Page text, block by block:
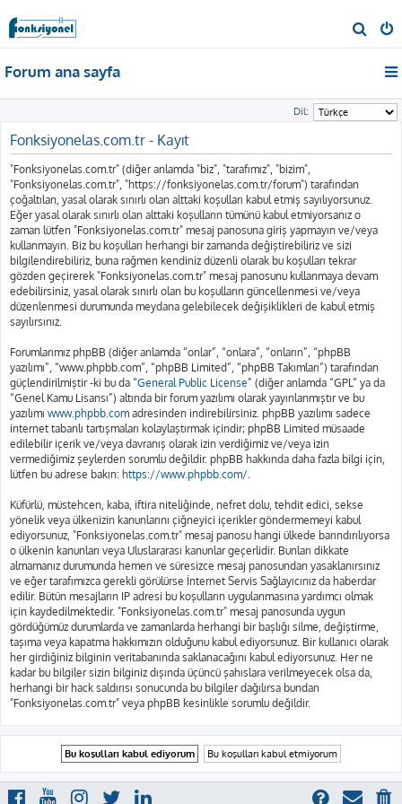
r
Forum ana sayfa
Dil:
Fonksiyonelas.com.tr - Kayıt
"Fonksiyonelas.com.tr" (diğer anlamda "biz", "tarafımız", "bizim",
"Fonksiyonelas.com.tr", "https://fonksiyonelas.com.tr/forum") tarafından
çoğaltılan, yasal olarak sınırlı olan alttaki koşulları kabul etmiş sayılıyorsunuz.
Eğer yasal olarak sınırlı olan alttaki koşulların tümünü kabul etmiyorsanız o
zaman lütfen "Fonksiyonelas.com.tr" mesaj panosuna giriş yapmayın ve/veya
kullanmayın. Biz bu koşulları herhangi bir zamanda değiştirebiliriz ve sizi
bilgilendirebiliriz, buna rağmen kendiniz düzenli olarak bu koşulları tekrar
gözden geçirerek "Fonksiyonelas.com.tr" mesaj panosunu kullanmaya devam
edebilirsiniz, yasal olarak sınırlı olan bu koşulların güncellenmesi ve/veya
düzenlenmesi durumunda meydana gelebilecek değişiklikleri de kabul etmiş
sayılırsınız.
Forumlarımız phpBB (diğer anlamda “onlar”, “onlara”, “onların”, “phpBB
yazılımı”, “www.phpbb.com”, “phpBB Limited”, “phpBB Takımları”) tarafından
güçlendirilmiştir -ki bu da “General Public License” (diğer anlamda “GPL” ya da
“Genel Kamu Lisansı”) altında bir forum yazılımı olarak yayınlanmıştır ve bu
yazılımı www.phpbb.com adresinden indirebilirsiniz. phpBB yazılımı sadece
internet tabanlı tartışmaları kolaylaştırmak içindir; phpBB Limited müsaade
edilebilir içerik ve/veya davranış olarak izin verdiğimiz ve/veya izin
vermediğimiz şeylerden sorumlu değildir. phpBB hakkında daha fazla bilgi için,
lütfen bu adrese bakın: https://www.phpbb.com/.
Küfürlü, müstehcen, kaba, iftira niteliğinde, nefret dolu, tehdit edici, sekse
yönelik veya ülkenizin kanunlarını çiğneyici içerikler göndermemeyi kabul
ediyorsunuz, "Fonksiyonelas.com.tr" mesaj panosu hangi ülkede barındırılıyorsa
o ülkenin kanunları veya Uluslararası kanunlar geçerlidir. Bunları dikkate
almamanız durumunda hemen ve süresizce mesaj panosundan yasaklanırsınız
ve eğer tarafımızca gerekli görülürse İnternet Servis Sağlayıcınız da haberdar
edilir. Bütün mesajların IP adresi bu koşulların uygulanmasına yardımcı olmak
için kaydedilmektedir. "Fonksiyonelas.com.tr" mesaj panosunda uygun
gördüğümüz durumlarda ve zamanlarda herhangi bir başlığı silme, değiştirme,
taşıma veya kapatma hakkımızın olduğunu kabul ediyorsunuz. Bir kullanıcı olarak
her girdiğiniz bilginin veritabanında saklanacağını kabul ediyorsunuz. Her ne
kadar bu bilgiler sizin bilginiz dışında üçüncü şahıslara verilmeyecek olsa da,
herhangi bir hack saldırısı sonucunda bu bilgiler dağılırsa bundan
"Fonksiyonelas.com.tr" veya phpBB kesinlikle sorumlu değildir.